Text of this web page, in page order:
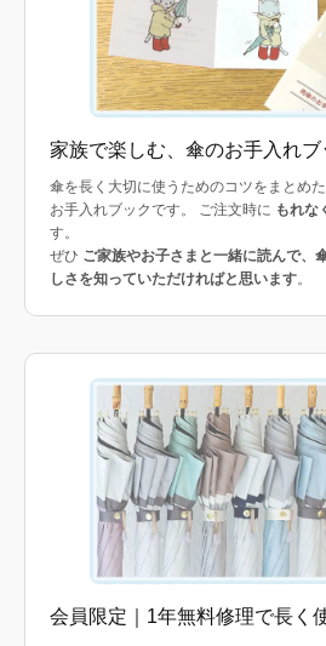
家族で楽しむ、傘のお手入れブ
傘を長く大切に使うためのコツをまとめ
お手入れブックです。 ご注文時に もれな
す。
ぜひ ご家族やお子さまと一緒に読んで、
しさを知っていただければと思います。
会員限定｜1年無料修理で長く